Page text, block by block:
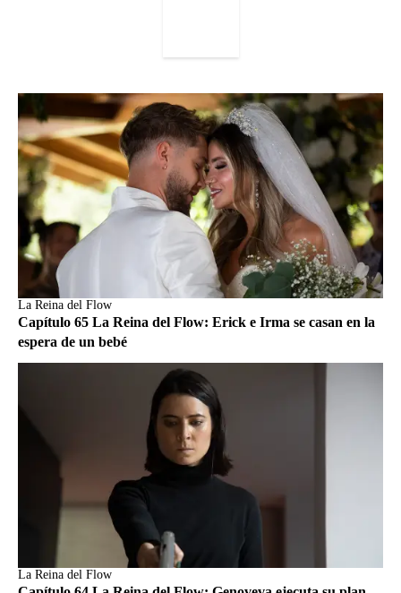
La Reina del Flow
Capítulo 65 La Reina del Flow: Erick e Irma se casan en la
espera de un bebé
La Reina del Flow